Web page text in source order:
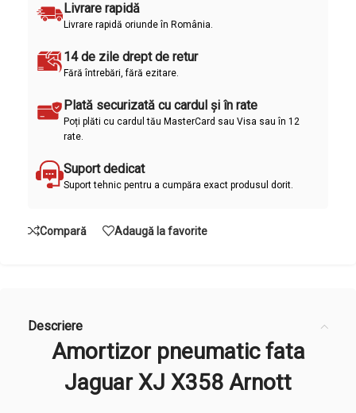
Livrare rapidă
Livrare rapidă oriunde în România.
14 de zile drept de retur
Fără întrebări, fără ezitare.
Plată securizată cu cardul și în rate
Poți plăti cu cardul tău MasterCard sau Visa sau în 12
rate.
Suport dedicat
Suport tehnic pentru a cumpăra exact produsul dorit.
Compară Adaugă la favorite
Descriere
Amortizor pneumatic fata
Jaguar XJ X358 Arnott